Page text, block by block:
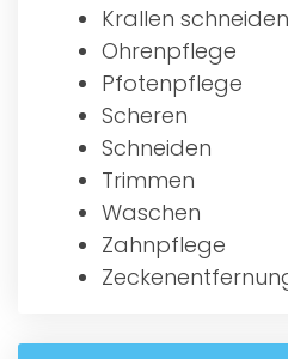
Krallen schneiden
Ohrenpflege
Pfotenpflege
Scheren
Schneiden
Trimmen
Waschen
Zahnpflege